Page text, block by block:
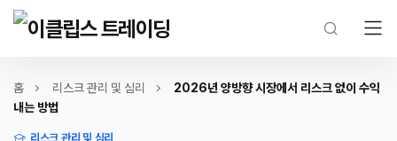
홈 리스크 관리 및 심리
2026년 양방향 시장에서 리스크 없이 수익
내는 방법
리스크 관리 및 심리